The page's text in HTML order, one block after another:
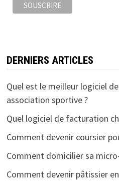
DERNIERS ARTICLES
Quel est le meilleur logiciel
association sportive ?
Quel logiciel de facturation
Comment devenir coursier
Comment domicilier sa
Comment devenir pâtissier